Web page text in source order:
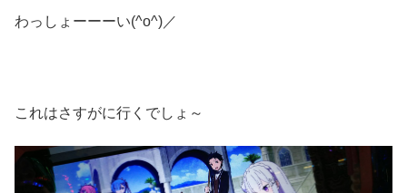
わっしょーーーい(^o^)／
これはさすがに行くでしょ～